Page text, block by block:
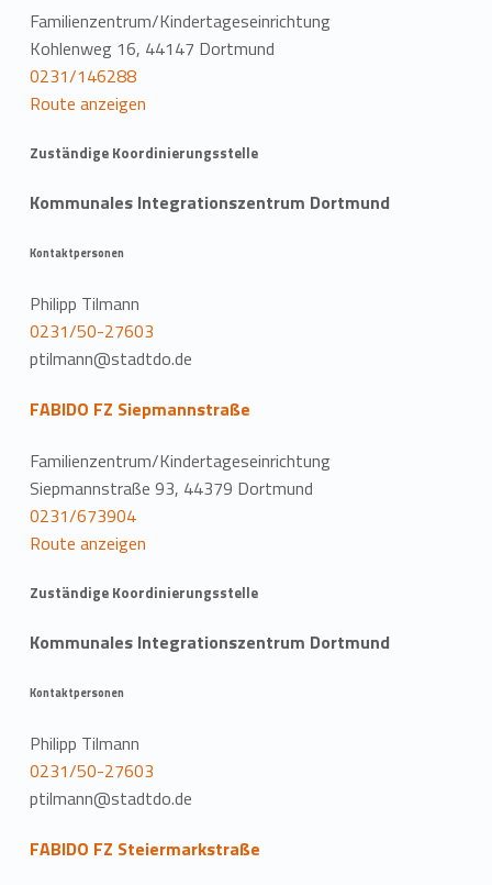
Familienzentrum/Kindertageseinrichtung
Kohlenweg 16, 44147 Dortmund
0231/146288
Route anzeigen
Zuständige Koordinierungsstelle
Kommunales Integrationszentrum Dortmund
Kontaktpersonen
Philipp Tilmann
0231/50-27603
ptilmann@stadtdo.de
FABIDO FZ Siepmannstraße
Familienzentrum/Kindertageseinrichtung
Siepmannstraße 93, 44379 Dortmund
0231/673904
Route anzeigen
Zuständige Koordinierungsstelle
Kommunales Integrationszentrum Dortmund
Kontaktpersonen
Philipp Tilmann
0231/50-27603
ptilmann@stadtdo.de
FABIDO FZ Steiermarkstraße